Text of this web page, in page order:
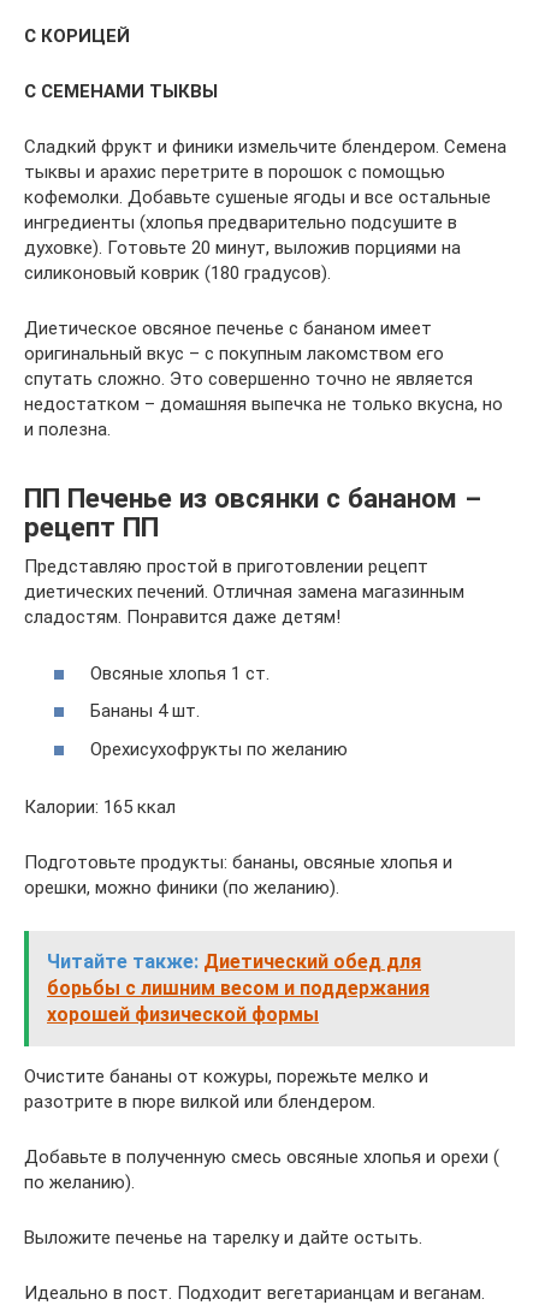
С КОРИЦЕЙ
С СЕМЕНАМИ ТЫКВЫ
Сладкий фрукт и финики измельчите блендером. Семена
тыквы и арахис перетрите в порошок с помощью
кофемолки. Добавьте сушеные ягоды и все остальные
ингредиенты (хлопья предварительно подсушите в
духовке). Готовьте 20 минут, выложив порциями на
силиконовый коврик (180 градусов).
Диетическое овсяное печенье с бананом имеет
оригинальный вкус – с покупным лакомством его
спутать сложно. Это совершенно точно не является
недостатком – домашняя выпечка не только вкусна, но
и полезна.
ПП Печенье из овсянки с бананом –
рецепт ПП
Представляю простой в приготовлении рецепт
диетических печений. Отличная замена магазинным
сладостям. Понравится даже детям!
Овсяные хлопья 1 ст.
Бананы 4 шт.
Орехисухофрукты по желанию
Калории: 165 ккал
Подготовьте продукты: бананы, овсяные хлопья и
орешки, можно финики (по желанию).
Читайте также: Диетический обед для
борьбы с лишним весом и поддержания
хорошей физической формы
Очистите бананы от кожуры, порежьте мелко и
разотрите в пюре вилкой или блендером.
Добавьте в полученную смесь овсяные хлопья и орехи (
по желанию).
Выложите печенье на тарелку и дайте остыть.
Идеально в пост. Подходит вегетарианцам и веганам.